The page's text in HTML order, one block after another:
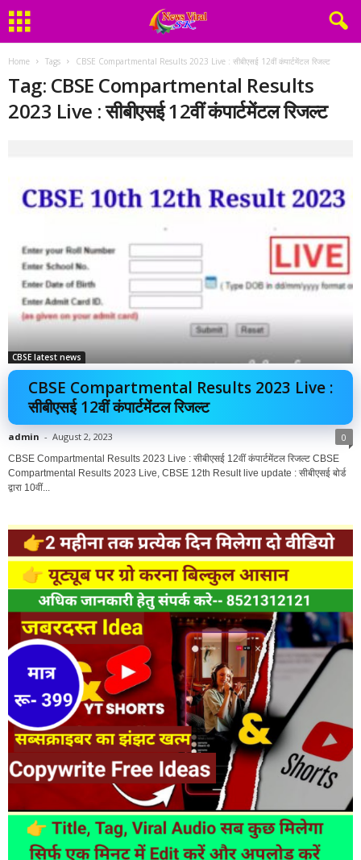
Home Tags CBSE Compartmental Results 2023 Live : सीबीएसई 12वीं कंपार्टमेंटल रिजल्ट
Tag: CBSE Compartmental Results
2023 Live : सीबीएसई 12वीं कंपार्टमेंटल रिजल्ट
CBSE latest news
CBSE Compartmental Results 2023 Live :
सीबीएसई 12वीं कंपार्टमेंटल रिजल्ट
admin - August 2, 2023 0
CBSE Compartmental Results 2023 Live : सीबीएसई 12वीं कंपार्टमेंटल रिजल्ट CBSE
Compartmental Results 2023 Live, CBSE 12th Result live update : सीबीएसई बोर्ड
द्वारा 10वीं...